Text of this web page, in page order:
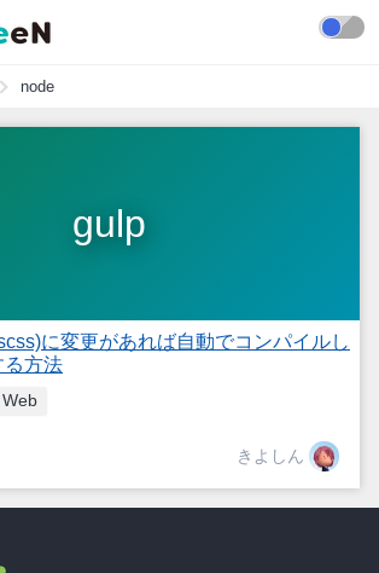
node
gulp
に変更があれば自動でコンパイルし
る方法
Web
きよしん